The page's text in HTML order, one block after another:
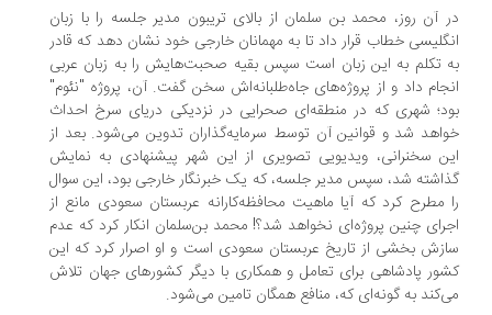
آن روز، محمد بن سلمان از بالای تریبون مدیر جلسه را با زبان
خطاب قرار داد تا به مهمانان خارجی خود نشان دهد که قادر
تکلم به این زبان است سپس بقیه صحبت‌هایش را به زبان عربی
داد و از پروژه‌های جاه‌طلبانه‌اش سخن گفت. آن، پروژه "نئوم"
شهری که در منطقه‌ای صحرایی در نزدیکی دریای سرخ احداث
شد و قوانین آن توسط سرمایه‌گذاران تدوین می‌شود. بعد از
سخنرانی، ویدیویی تصویری از این شهر پیشنهادی به نمایش
شد، سپس مدیر جلسه، که یک خبرنگار خارجی بود، این سوال
مطرح کرد که آیا ماهیت محافظه‌کارانه عربستان سعودی مانع از
چنین پروژه‌ای نخواهد شد؟! محمد بن‌سلمان انکار کرد که عدم
بخشی از تاریخ عربستان سعودی است و او اصرار کرد که این
پادشاهی برای تعامل و همکاری با دیگر کشورهای جهان تلاش
به گونه‌ای که، منافع همگان تامین می‌شود.